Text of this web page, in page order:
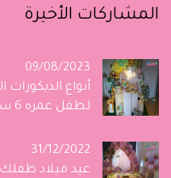
المشاركات الأخيرة
09/08/2023
أنواع
لطفل عمره 6 سنوات
31/12/2022
عيد ميلاد طفلك